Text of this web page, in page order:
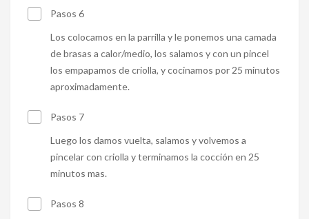
Pasos 6
Los colocamos en la parrilla y le ponemos una camada
de brasas a calor/medio, los salamos y con un pincel
los empapamos de criolla, y cocinamos por 25 minutos
aproximadamente.
Pasos 7
Luego los damos vuelta, salamos y volvemos a
pincelar con criolla y terminamos la cocción en 25
minutos mas.
Pasos 8